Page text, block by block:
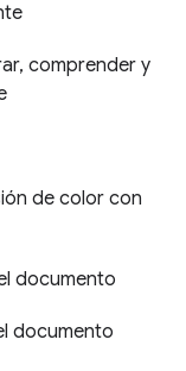
comprender y
de color con
documento
documento